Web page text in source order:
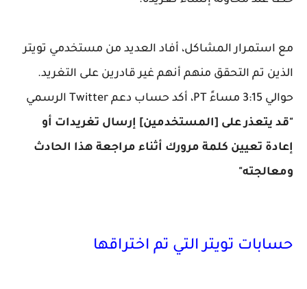
مع استمرار المشاكل، أفاد العديد من مستخدمي تويتر
الذين تم التحقق منهم أنهم غير قادرين على التغريد.
حوالي 3:15 مساءً PT، أكد حساب دعم Twitter الرسمي
"قد يتعذر على [المستخدمين] إرسال تغريدات أو
إعادة تعيين كلمة مرورك أثناء مراجعة هذا الحادث
ومعالجته"
حسابات تويتر التي تم اختراقها